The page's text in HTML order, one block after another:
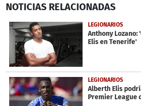
seconds
2
minutes,
seconds
NOTICIAS RELACIONADAS
LEGIONARIOS
Anthony
Elis en Tenerife'
LEGIONARIOS
Alberth Elis
Premier League